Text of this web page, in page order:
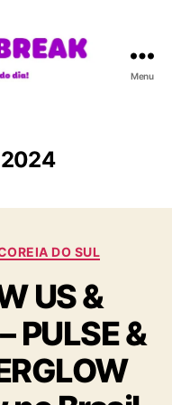
Menu
DO SUL
US &
PULSE &